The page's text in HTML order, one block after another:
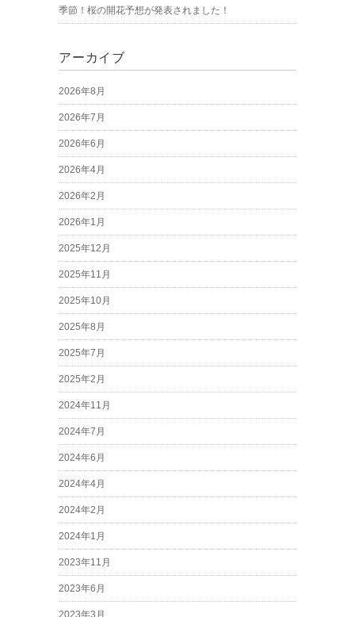
季節！桜の開花予想が発表されました！
アーカイブ
2026年8月
2026年7月
2026年6月
2026年4月
2026年2月
2026年1月
2025年12月
2025年11月
2025年10月
2025年8月
2025年7月
2025年2月
2024年11月
2024年7月
2024年6月
2024年4月
2024年2月
2024年1月
2023年11月
2023年6月
2023年3月